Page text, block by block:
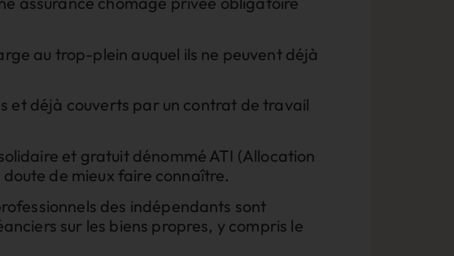
au trop-plein auquel ils ne peuvent déjà
et déjà couverts par un contrat de travail
et gratuit dénommé ATI (Allocation
de mieux faire connaître.
des indépendants sont
sur les biens propres, y compris le